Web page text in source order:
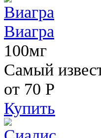
Виагра
100мг
Самый
от 70 Р
Купить